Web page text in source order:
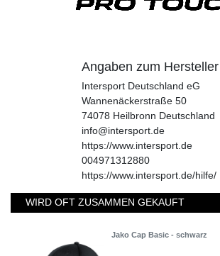
Angaben zum Hersteller
Intersport Deutschland eG
Wannenäckerstraße 50
74078 Heilbronn Deutschland
info@intersport.de
https://www.intersport.de
004971312880
https://www.intersport.de/hilfe/
WIRD OFT ZUSAMMEN GEKAUFT
Jako Cap Basic - schwarz